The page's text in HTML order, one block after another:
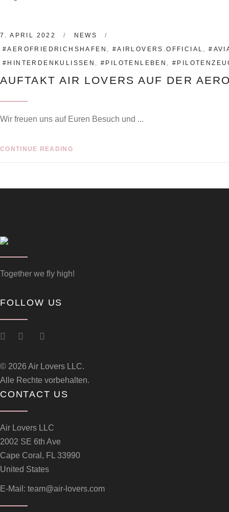
7. APRIL 2022
NEWS
#AEROFRIEDRICHSHAFEN , #AIRLOVERS.OFFICIAL ,
#HINTERDENKULISSEN ,#PILOTENLEBEN ,
AUFTAKT AIR LOVERS AUF DER
Wir freuen uns auf Euren Besuch und
CONTINUE READING
Together we fly high!
FOLLOW US
© 2026 Air Lovers LLC.
Alle Rechte vorbehalten.
CONTACT US
Air Lovers LLC
2002 SE 6th Ave
Cape Coral, FL 33990
United States
E-Mail: team@air-lovers.com